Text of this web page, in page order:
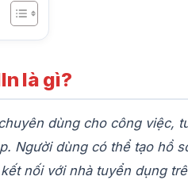
là gì?
dùng cho công việc,
Người dùng có thể tạo hồ
nối với nhà tuyển dụng